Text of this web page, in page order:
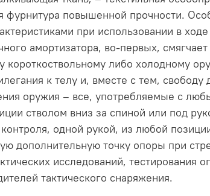
повышенной прочности.
при использовании в ходе
амортизатора, во-первых,
либо холодному
к телу и, вместе с тем,
оружия – все, употребляемые с
стволом вниз за спиной или под
одной рукой, из любой
дополнительную точку опоры при
исследований, тестирования
тактического снаряжения.